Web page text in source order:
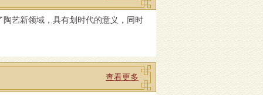
艺新领域，具有划时代的意义，同时
查看更多